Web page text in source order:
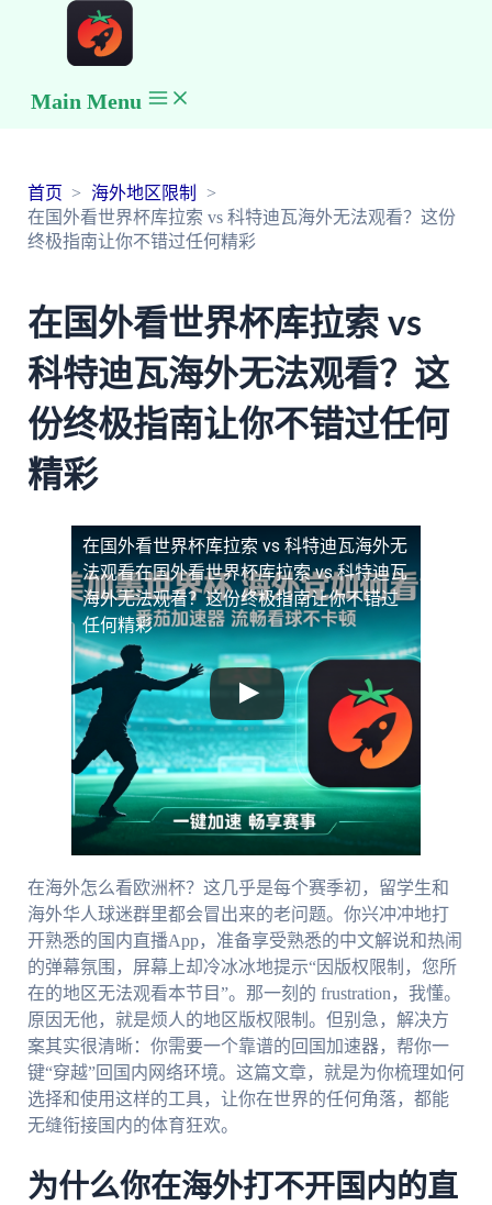
Main Menu
首页
海外地区限制
在国外看世界杯库拉索 vs 科特迪瓦海外无法观看？这份
终极指南让你不错过任何精彩
在国外看世界杯库拉索 vs
科特迪瓦海外无法观看？这
份终极指南让你不错过任何
精彩
在国外看世界杯库拉索 vs 科特迪瓦海外无
法观看在国外看世界杯库拉索 vs 科特迪瓦
海外无法观看？这份终极指南让你不错过
任何精彩
在海外怎么看欧洲杯？这几乎是每个赛季初，留学生和
海外华人球迷群里都会冒出来的老问题。你兴冲冲地打
开熟悉的国内直播App，准备享受熟悉的中文解说和热闹
的弹幕氛围，屏幕上却冷冰冰地提示“因版权限制，您所
在的地区无法观看本节目”。那一刻的 frustration，我懂。
原因无他，就是烦人的地区版权限制。但别急，解决方
案其实很清晰：你需要一个靠谱的回国加速器，帮你一
键“穿越”回国内网络环境。这篇文章，就是为你梳理如何
选择和使用这样的工具，让你在世界的任何角落，都能
无缝衔接国内的体育狂欢。
为什么你在海外打不开国内的直